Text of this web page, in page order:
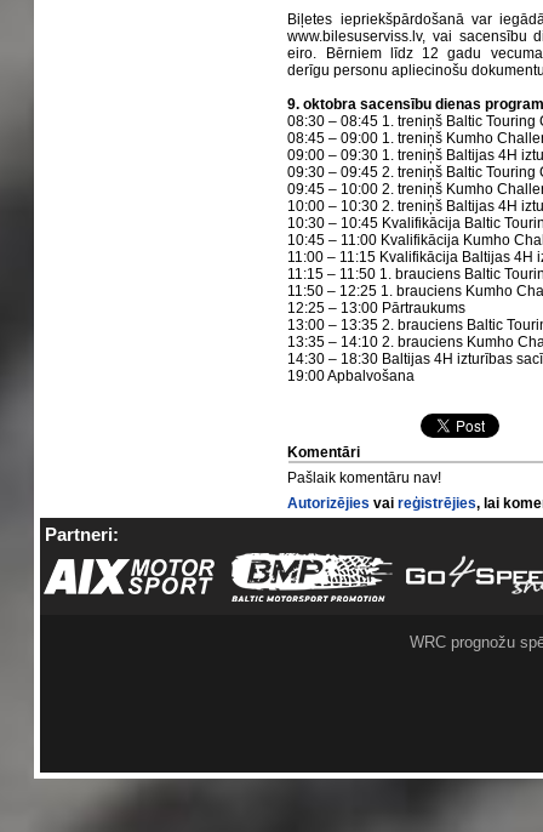
Biļetes iepriekšpārdošanā var
www.bilesuserviss.lv, vai
eiro. Bērniem līdz 12 gadu
derīgu personu apliecinošu
9. oktobra sacensību dienas
08:30 – 08:45 1. treniņš Baltic Touring
08:45 – 09:00 1. treniņš Kumho
09:00 – 09:30 1. treniņš Baltijas 4H
09:30 – 09:45 2. treniņš Baltic Touring
09:45 – 10:00 2. treniņš Kumho
10:00 – 10:30 2. treniņš Baltijas 4H
10:30 – 10:45 Kvalifikācija Baltic
10:45 – 11:00 Kvalifikācija Kumho
11:00 – 11:15 Kvalifikācija Baltijas 4H
11:15 – 11:50 1. brauciens Baltic
11:50 – 12:25 1. brauciens Kumho
12:25 – 13:00 Pārtraukums
13:00 – 13:35 2. brauciens Baltic
13:35 – 14:10 2. brauciens Kumho
14:30 – 18:30 Baltijas 4H izturības
19:00 Apbalvošana
Komentāri
Pašlaik komentāru nav!
Autorizējies vaireģistrējies, lai
Partneri:
WRC prognožu